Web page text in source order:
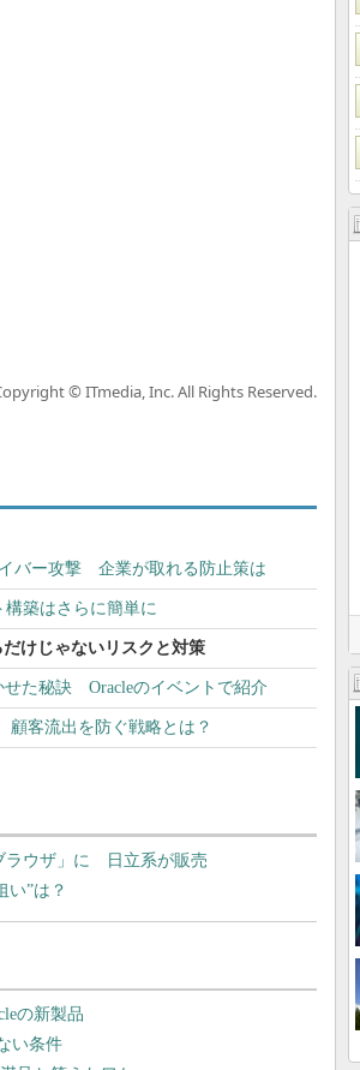
© ITmedia, Inc. All Rights Reserved.
バー攻撃 企業が取れる防止策は
構築はさらに簡単に
けじゃないリスクと対策
た秘訣 Oracleのイベントで紹介
顧客流出を防ぐ戦略とは？
ラウザ」に 日立系が販売
い”は？